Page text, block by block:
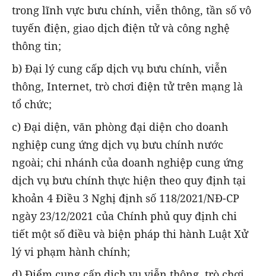
trong lĩnh vực bưu chính, viễn thông, tần số vô
tuyến điện, giao dịch điện tử và công nghệ
thông tin;
b) Đại lý cung cấp dịch vụ bưu chính, viễn
thông, Internet, trò chơi điện tử trên mạng là
tổ chức;
c) Đại diện, văn phòng đại diện cho doanh
nghiệp cung ứng dịch vụ bưu chính nước
ngoài; chi nhánh của doanh nghiệp cung ứng
dịch vụ bưu chính thực hiện theo quy định tại
khoản 4 Điều 3 Nghị định số 118/2021/NĐ-CP
ngày 23/12/2021 của Chính phủ quy định chi
tiết một số điều và biện pháp thi hành Luật Xử
lý vi phạm hành chính;